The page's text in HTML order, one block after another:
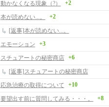
動かなくなる現象（?） +2
本が読めない...。 +2
[返事]本が読めない...。
エモーション
+3
スチュアートの秘密商店 +6
[返事]スチュアートの秘密商店
応急治療の取得について
+10
要望出す前に質問してみる・・・。 +8